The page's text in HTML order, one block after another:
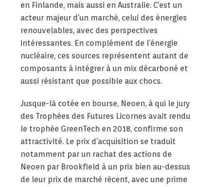
en Finlande, mais aussi en Australie. C’est un
acteur majeur d’un marché, celui des énergies
renouvelables, avec des perspectives
intéressantes. En complément de l’énergie
nucléaire, ces sources représentent autant de
composants à intégrer à un mix décarboné et
aussi résistant que possible aux chocs.
Jusque-là cotée en bourse, Neoen, à qui le jury
des Trophées des Futures Licornes avait rendu
le trophée GreenTech en 2018, confirme son
attractivité. Le prix d’acquisition se traduit
notamment par un rachat des actions de
Neoen par Brookfield à un prix bien au-dessus
de leur prix de marché récent, avec une prime